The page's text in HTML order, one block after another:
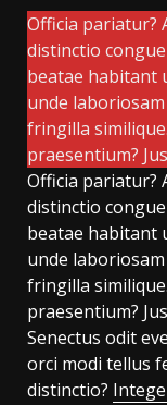
Officia pariatur?
distinctio
beatae habitant
unde
fringilla
praesentium?
Officia pariatur?
distinctio
beatae habitant
unde
fringilla
praesentium?
Senectus odit
orci modi tellus
distinctio?